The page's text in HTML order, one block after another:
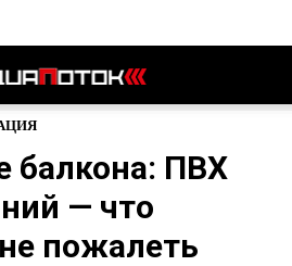
балкона: ПВХ
— что
пожалеть